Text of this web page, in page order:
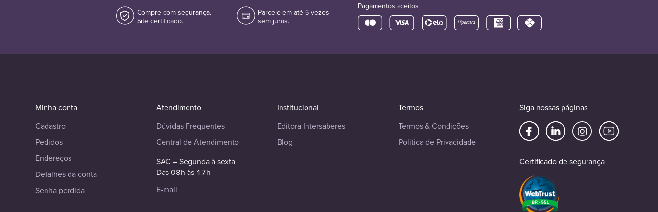
Compre com segurança.
Site certificado.
Parcele em até 6 vezes
sem juros.
Pagamentos aceitos
Minha conta
Cadastro
Pedidos
Endereços
Detalhes da conta
Senha perdida
Atendimento
Dúvidas Frequentes
Central de Atendimento
SAC – Segunda à sexta
Das 08h às 17h
E-mail
Institucional
Editora Intersaberes
Blog
Termos
Termos & Condições
Política de Privacidade
Siga nossas páginas
Certificado de segurança